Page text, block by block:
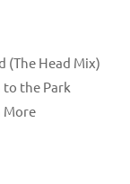
(The Head Mix)
to the Park
More